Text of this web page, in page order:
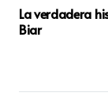
60 años de